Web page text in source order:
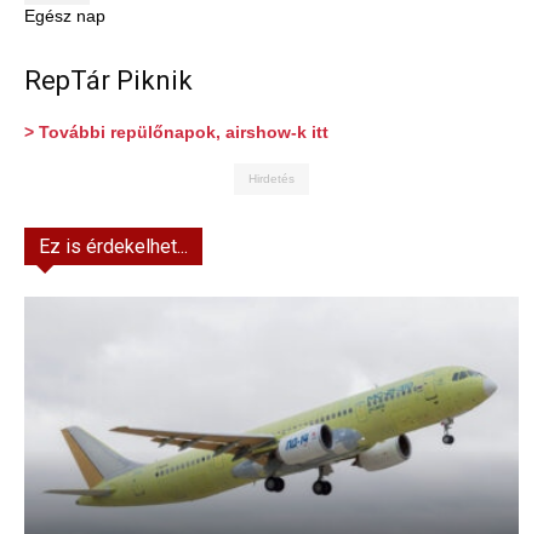
Egész nap
RepTár Piknik
> További repülőnapok, airshow-k itt
Hirdetés
Ez is érdekelhet...